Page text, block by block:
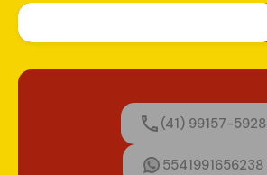
(41)99157-5928
(41) 99157-5928
5541991656238